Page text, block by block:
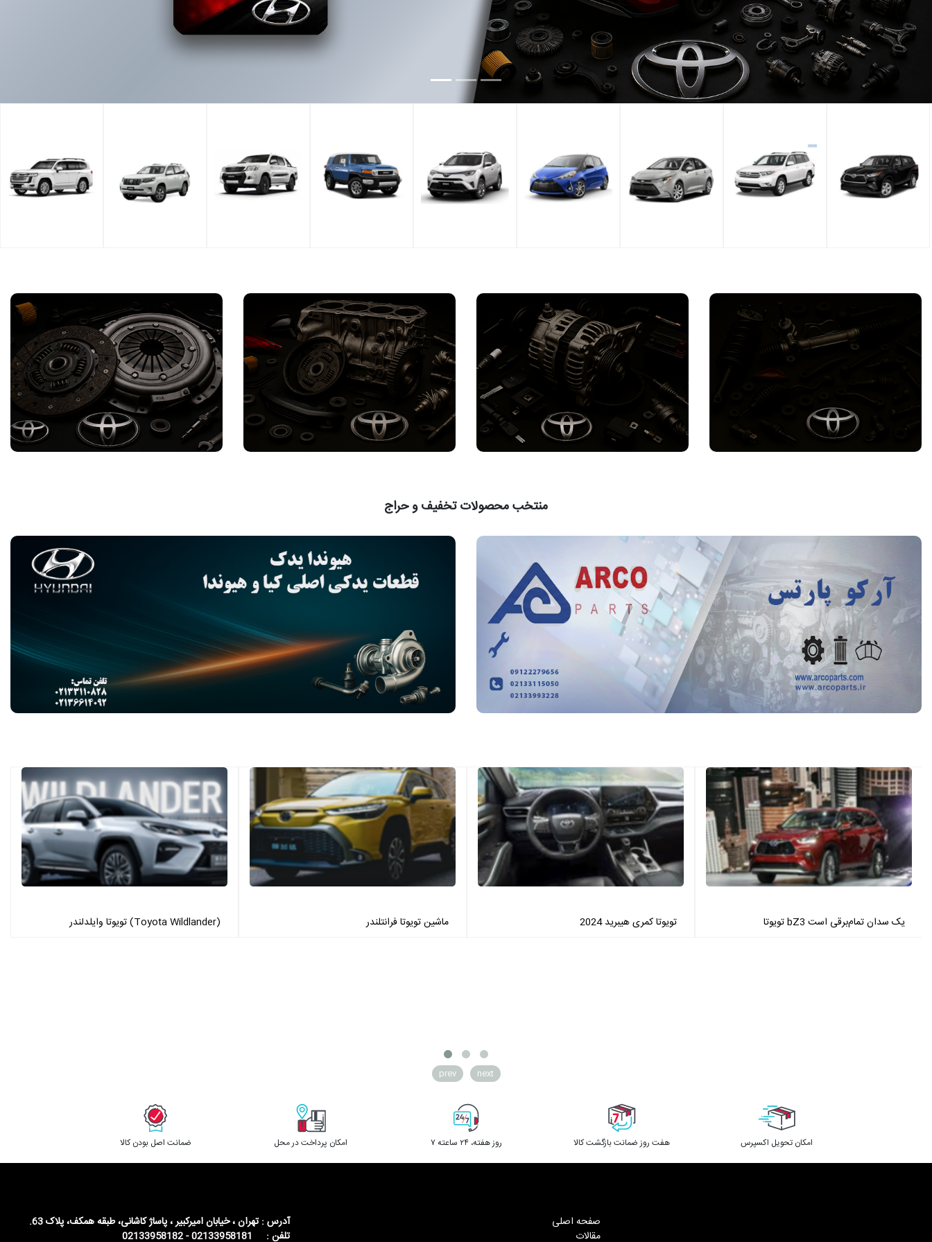
منتخب محصولات تخفیف و حراج
تویوتا وایلدلندر (Toyota Wildlander) ماشین تویوتا فرانتلندر تویوتا کمری هیبرید 2024 تویوتا bZ3 یک سدان تمام‌برقی است
prev next
ﺿﻤﺎﻧﺖ اﺻﻞ ﺑﻮدن ﮐﺎﻟﺎ امکان پرداخت در محل ۷ روز ﻫﻔﺘﻪ، ۲۴ ﺳﺎﻋﺘﻪ هفت روز ضمانت بازگشت کالا اﻣﮑﺎن ﺗﺤﻮﯾﻞ اﮐﺴﭙﺮس
آدرس : تهران ، خیابان امیرکبیر ، پاساژ کاشانی، طبقه همکف، پلاک 63.
تلفن : 02133958181 - 02133958182
صفحه اصلی
مقالات